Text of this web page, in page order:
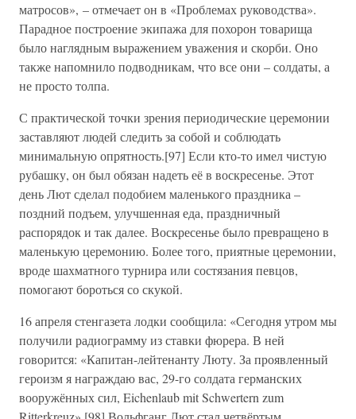
матросов», – отмечает он в «Проблемах руководства».
Парадное построение экипажа для похорон товарища
было наглядным выражением уважения и скорби. Оно
также напомнило подводникам, что все они – солдаты, а
не просто толпа.
С практической точки зрения периодические церемонии
заставляют людей следить за собой и соблюдать
минимальную опрятность.[97] Если кто-то имел чистую
рубашку, он был обязан надеть её в воскресенье. Этот
день Лют сделал подобием маленького праздника –
поздний подъем, улучшенная еда, праздничный
распорядок и так далее. Воскресенье было превращено в
маленькую церемонию. Более того, приятные церемонии,
вроде шахматного турнира или состязания певцов,
помогают бороться со скукой.
16 апреля стенгазета лодки сообщила: «Сегодня утром мы
получили радиограмму из ставки фюрера. В ней
говорится: «Капитан-лейтенанту Люту. За проявленный
героизм я награждаю вас, 29-го солдата германских
вооружённых сил, Eichenlaub mit Schwertern zum